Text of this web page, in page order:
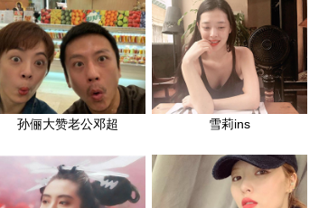
孙俪大赞老公邓超 雪莉ins